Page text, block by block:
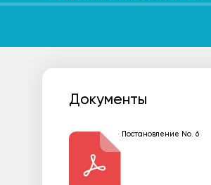
Документы
Постановление No. 6